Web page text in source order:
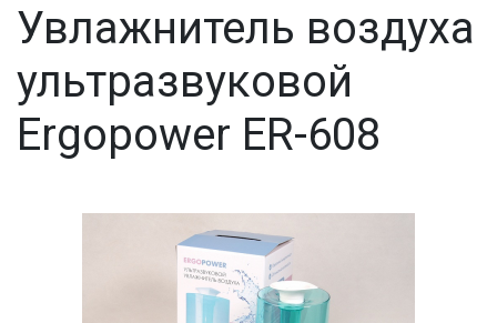
Увлажнитель воздуха
ультразвуковой
Ergopower ER-608